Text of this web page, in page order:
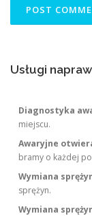
Usługi
Diagnostyka
miejscu.
Awaryjne
bramy o każdej
Wymiana
sprężyn.
Wymiana